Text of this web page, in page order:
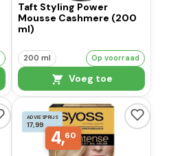
Taft Styling Power
Mousse Cashmere (200
ml)
200 ml Op voorraad
Voeg toe
ADVIESPRIJS
17,99
4,60